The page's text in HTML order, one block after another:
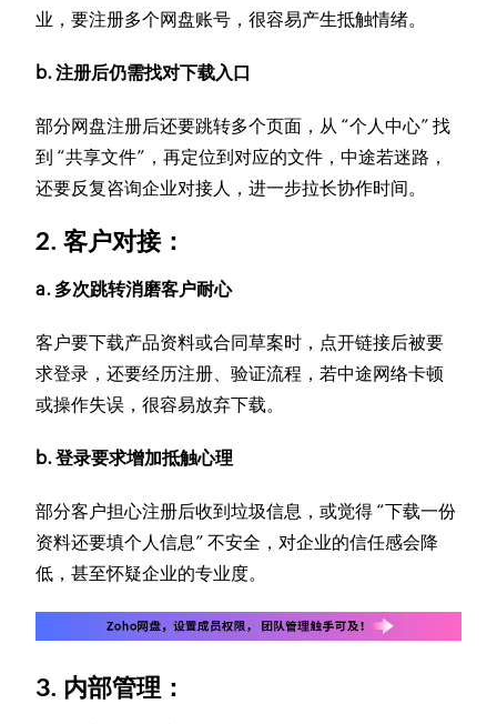
业，要注册多个网盘账号，很容易产生抵触情绪。
b. 注册后仍需找对下载入口
部分网盘注册后还要跳转多个页面，从 “个人中心” 找
到 “共享文件”，再定位到对应的文件，中途若迷路，
还要反复咨询企业对接人，进一步拉长协作时间。
2. 客户对接：
a. 多次跳转消磨客户耐心
客户要下载产品资料或合同草案时，点开链接后被要
求登录，还要经历注册、验证流程，若中途网络卡顿
或操作失误，很容易放弃下载。
b. 登录要求增加抵触心理
部分客户担心注册后收到垃圾信息，或觉得 “下载一份
资料还要填个人信息” 不安全，对企业的信任感会降
低，甚至怀疑企业的专业度。
3. 内部管理：